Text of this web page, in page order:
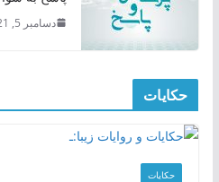
دسامبر 5, 2021
حکایات
حکایات